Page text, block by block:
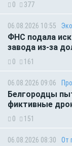
0 377
06.08.2026 10:55
ФНС подала
завода из-за
0 161
06.08.2026 09:06
Белгородцы
фиктивные
0 151
06.08.2026 08:30 От